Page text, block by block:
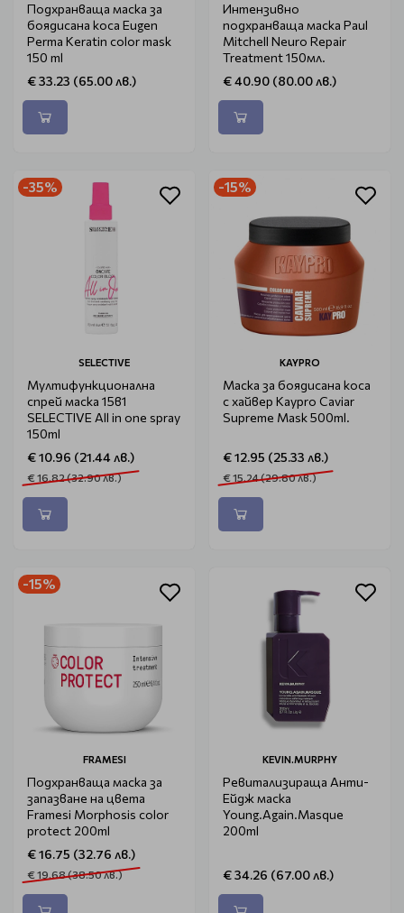
Подхранваща маска за
боядисана коса Eugen
Perma Keratin color mask
150 ml
€ 33.23 (65.00 лв.)
Интензивно
подхранваща маска Paul
Mitchell Neuro Repair
Treatment 150мл.
€ 40.90 (80.00 лв.)
-35%
SELECTIVE
Мултифункционална
спрей маска 15в1
SELECTIVE Аll in one spray
150ml
€ 10.96 (21.44 лв.)
€ 16.82 (32.90 лв.)
-15%
KAYPRO
Маска за боядисана коса
с хайвер Kaypro Caviar
Supreme Mask 500ml.
€ 12.95 (25.33 лв.)
€ 15.24 (29.80 лв.)
-15%
FRAMESI
Подхранваща маска за
запазване на цвета
Framesi Morphosis color
protect 200ml
€ 16.75 (32.76 лв.)
€ 19.68 (38.50 лв.)
KEVIN.MURPHY
Ревитализираща Анти-
Ейдж маска
Young.Again.Masque
200ml
€ 34.26 (67.00 лв.)